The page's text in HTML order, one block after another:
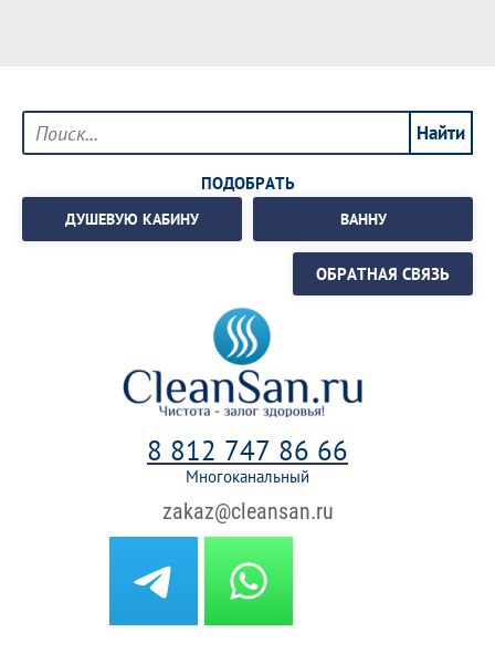
ПОДОБРАТЬ
ДУШЕВУЮ КАБИНУ ВАННУ
ОБРАТНАЯ СВЯЗЬ
8 812 747 86 66
Многоканальный
zakaz@cleansan.ru